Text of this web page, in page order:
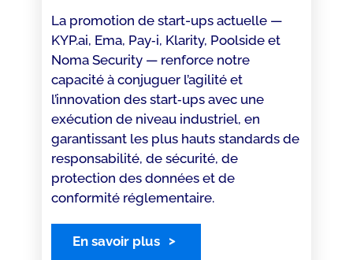
La promotion de start-ups actuelle —
KYP.ai, Ema, Pay‑i, Klarity, Poolside et
Noma Security — renforce notre
capacité à conjuguer l’agilité et
l’innovation des start‑ups avec une
exécution de niveau industriel, en
garantissant les plus hauts standards de
responsabilité, de sécurité, de
protection des données et de
conformité réglementaire.
En savoir plus